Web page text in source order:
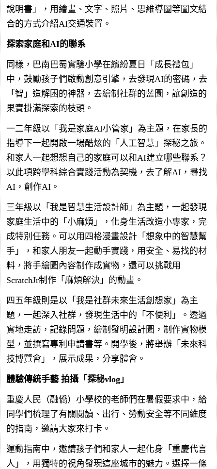
說明書」，用繪畫、文字、照片、思維導圖等圖文結
合的方式介紹AI交通裝置。
探索家庭和AI的聯系
同樣，巴南巴蜀實驗小學在繽紛夏日「成長禮包」
中，鼓勵孩子們啟動創意引擎，去發現AI的密碼，去
「智」造解困的神器，去繪制社群的藍圖，讓創造的
果實掛滿探索的枝頭。
一二年級以「我是家庭AI小管家」為主題，在家長的
指導下一起開啟一場酷炫的「人工智慧」探秘之旅。
和家人一起想想自己的家庭可以和AI建立哪些聯系？
以此項跨學科綜合實踐活動為契機，去了解AI，尋找
AI，創作AI。
三年級以「我是智慧生活設計師」為主題，一起發現
家庭生活中的「小麻煩」，化身生活改造小專家，完
成特別任務。可以用四格漫畫設計「想象中的智慧幫
手」，和家人朋友一起動手實踐，用安全、易找的材
料，將手繪圖內容制作成實物，還可以挑戰用
ScratchJr制作「麻煩解決」的動畫。
四五年級則是以「我是社群未來生活創想家」為主
題，一起深入社群，發現生活中的「不便利」。透過
實地走訪，記錄問題，繪制發明設計圖，制作實物模
型，並撰寫專利申請書等。開學後，將舉辦「未來科
技博覽會」，展示成果，分享體會。
體驗傳統手藝 拍攝「探秘vlog」
重慶人民（融僑）小學校的老師們在暑假要求中，給
同學們梳理了有關閱讀、出行、勞動安全等不同維度
的指南，邀請大家來打卡。
運動指南中，邀請孩子們和家人一起化身「重慶代言
人」，用獨特的視角發現這座城市的魅力。選擇一條